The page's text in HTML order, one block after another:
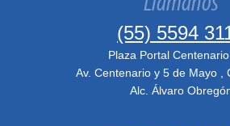
(55) 5594
Plaza Portal Centenario
Av. Centenario y 5 de Mayo ,
Alc. Álvaro